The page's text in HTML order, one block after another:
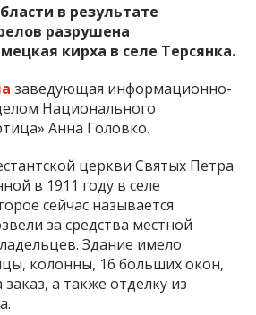
в результате
разрушена
кирха в селе Терсянка.
заведующая информационно-
Национального
Анна Головко.
церкви Святых Петра
в 1911 году в селе
сейчас называется
за средства местной
Здание имело
колонны, 16 больших окон,
а также отделку из